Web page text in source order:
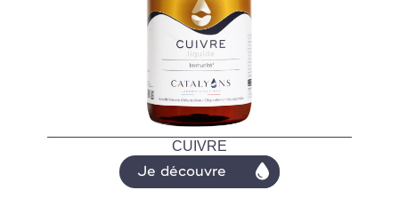
CUIVRE
Je découvre